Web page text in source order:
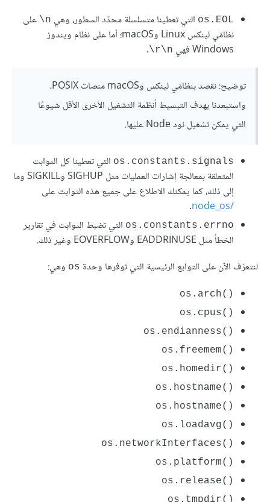
os.EOL التي تعطينا متسلسلة محدّد السطور، وهي ‎\n على
نظامَي لينكس Linux وmacOS؛ أما على نظام ويندوز
Windows فهي
‎\r\n
.
توضيح: نقصد بنظامَي لينكس وmacOS منصات POSIX،
واستبعدنا بهدف التبسيط أنظمة التشغيل الأخرى الأقل شيوعًا
التي يمكن تشغيل نود Node عليها.
os.constants.signals التي تعطينا كل الثوابت
المتعلقة بمعالجة إشارات العمليات مثل SIGHUP وSIGKILL وما
إلى ذلك، كما يمكنك الاطلاع على جميع هذه الثوابت على
/node_os
.
os.constants.errno التي تضبط الثوابت في تقارير
الخطأ مثل EADDRINUSE وEOVERFLOW وغير ذلك.
لنتعرّف الآن على التوابع الرئيسية التي توفرها وحدة os وهي:
os.arch()‎
os.cpus()‎
os.endianness()‎
os.freemem()‎
os.homedir()‎
os.hostname()‎
os.hostname()‎
os.loadavg()‎
os.networkInterfaces()‎
os.platform()‎
os.release()‎